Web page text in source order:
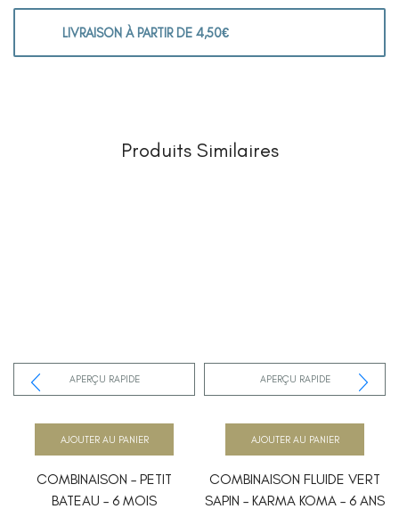
LIVRAISON À PARTIR DE 4,50€
Produits Similaires
APERÇU RAPIDE
COMBINAISON – PETIT
BATEAU – 6 MOIS
AJOUTER AU PANIER
APERÇU RAPIDE
COMBINAISON FLUIDE VERT
SAPIN – KARMA KOMA – 6 ANS
AJOUTER AU PANIER